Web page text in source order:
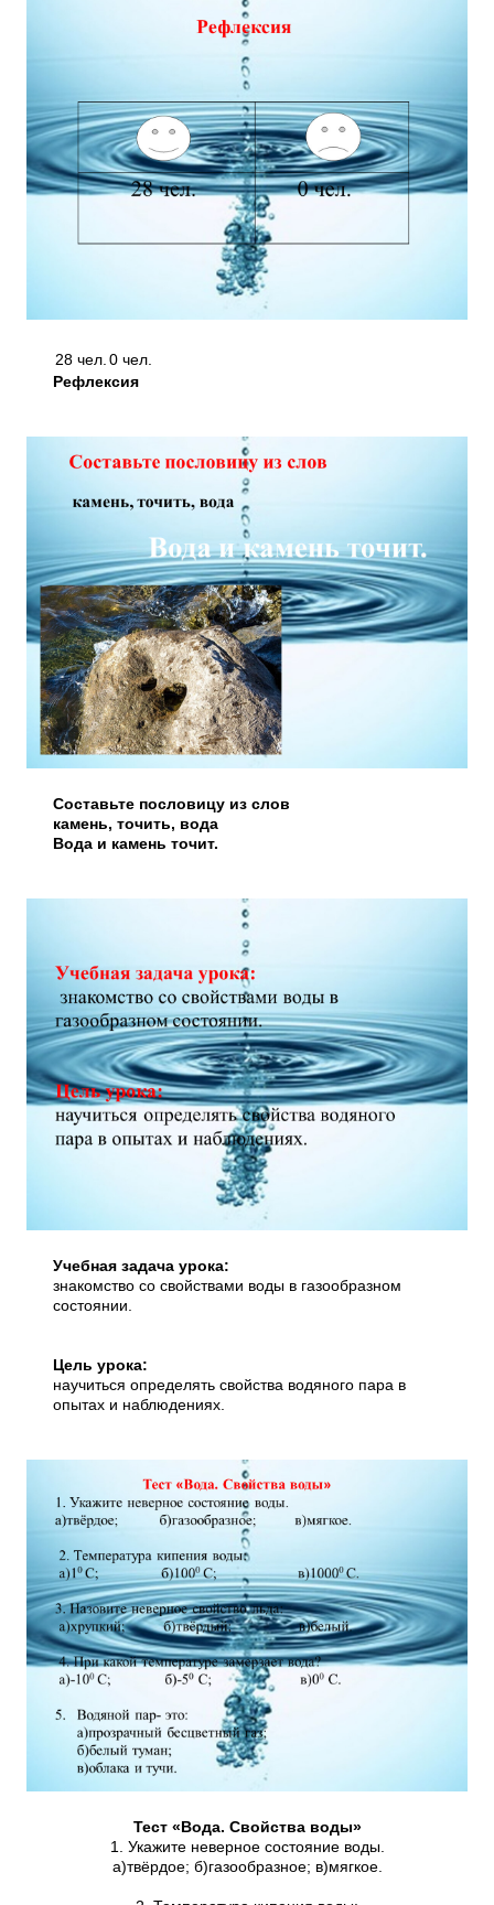
28 чел. 0 чел.
Рефлексия
Составьте пословицу из слов
камень, точить, вода
Вода и камень точит.
Учебная задача урока:
знакомство со свойствами воды в газообразном
состоянии.
Цель урока:
научиться определять свойства водяного пара в
опытах и наблюдениях.
Тест «Вода. Свойства воды»
1. Укажите неверное состояние воды.
а)твёрдое; б)газообразное; в)мягкое.